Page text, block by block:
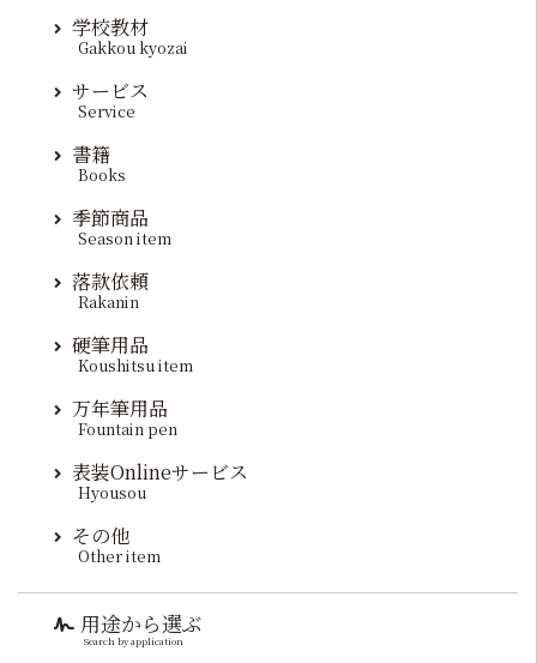
学校教材
Gakkou kyozai
サービス
Service
書籍
Books
季節商品
Season item
落款依頼
Rakanin
硬筆用品
Koushitsu item
万年筆用品
Fountain pen
表装Onlineサービス
Hyousou
その他
Other item
用途から選ぶ
Search by application